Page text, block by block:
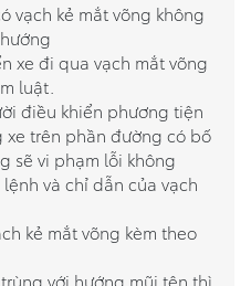
vạch kẻ mắt võng không
xe đi qua vạch mắt võng
luật.
điều khiển phương tiện
xe trên phần đường có bố
sẽ vi phạm lỗi không
và chỉ dẫn của vạch
kẻ mắt võng kèm theo
với hướng mũi tên thì